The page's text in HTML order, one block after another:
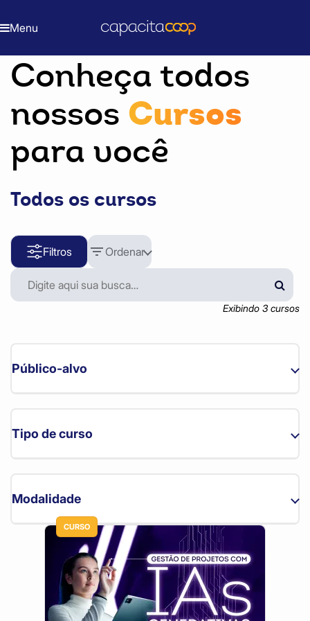
Menu
Conheça todos
nossos Cursos
para você
Todos os cursos
Filtros Ordenar
Exibindo 3 cursos
Público-alvo
Tipo de curso
Modalidade
Curso online (3)
CURSO